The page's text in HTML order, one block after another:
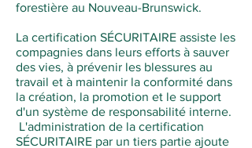
forestière au Nouveau-Brunswick.
La certification SÉCURITAIRE assiste les
compagnies dans leurs efforts à sauver
des vies, à prévenir les blessures au
travail et à maintenir la conformité dans
la création, la promotion et le support
d'un système de responsabilité interne.
L'administration de la certification
SÉCURITAIRE par un tiers partie ajoute